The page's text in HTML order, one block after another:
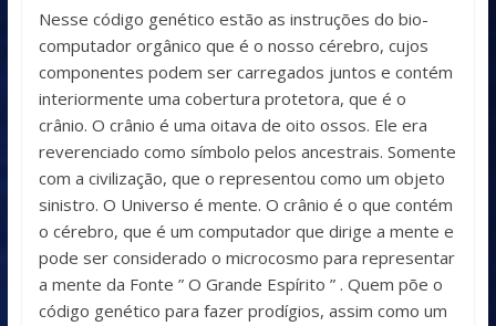
Nesse código genético estão as instruções do bio-
computador orgânico que é o nosso cérebro, cujos
componentes podem ser carregados juntos e contém
interiormente uma cobertura protetora, que é o
crânio. O crânio é uma oitava de oito ossos. Ele era
reverenciado como símbolo pelos ancestrais. Somente
com a civilização, que o representou como um objeto
sinistro. O Universo é mente. O crânio é o que contém
o cérebro, que é um computador que dirige a mente e
pode ser considerado o microcosmo para representar
a mente da Fonte ” O Grande Espírito ” . Quem põe o
código genético para fazer prodígios, assim como um